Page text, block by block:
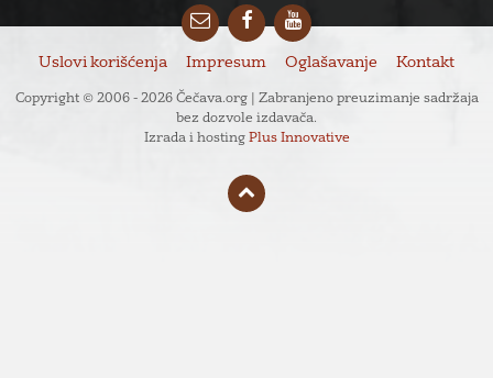
EmailFacebookYouTube
Uslovi korišćenja Impresum Oglašavanje Kontakt
Copyright © 2006 - 2026 Čečava.org | Zabranjeno preuzimanje sadržaja
bez dozvole izdavača.
Izrada i hosting Plus Innovative